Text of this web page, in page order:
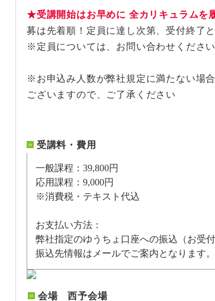
★受講開始はお早めに 全カリキュラムを
募は先着順！定員に達し次第、受付終了
※定員については、お問い合わせください
※お申込み人数が弊社規定に満たない場
ございますので、ご了承ください
受講料・費用
一般課程：39,800円
応用課程：9,000円
※消費税・テキスト代込
お支払い方法：
弊社指定のゆうちょ口座への振込（お受
振込先情報はメールでご案内となります。
会場 西予会場